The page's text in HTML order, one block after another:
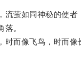
萤如同神秘的使者
。
而像飞鸟，时而像